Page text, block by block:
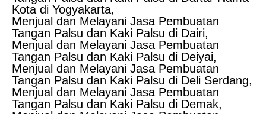
Kota di Yogyakarta,
Menjual dan Melayani Jasa Pembuatan
Tangan Palsu dan Kaki Palsu di Dairi,
Menjual dan Melayani Jasa Pembuatan
Tangan Palsu dan Kaki Palsu di Deiyai,
Menjual dan Melayani Jasa Pembuatan
Tangan Palsu dan Kaki Palsu di Deli Serdang,
Menjual dan Melayani Jasa Pembuatan
Tangan Palsu dan Kaki Palsu di Demak,